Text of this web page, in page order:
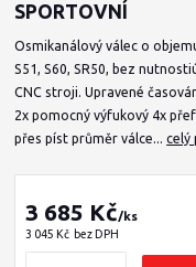
SPORTOVNÍ
Osmikanálový válec o
S51, S60, SR50, bez
CNC stroji. Upravené
2x pomocný výfukový 4x
přes píst průměr válce...celý
3 685 Kč/ks
3 045 Kč bez DPH